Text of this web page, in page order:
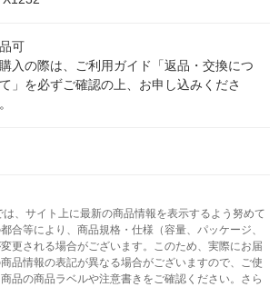
可
入の際は、ご利用ガイド「返品・交換につ
」を必ずご確認の上、お申し込みくださ
、サイト上に最新の商品情報を表示するよう努めて
合等により、商品規格・仕様（容量、パッケージ、
更される場合がございます。このため、実際にお届
品情報の表記が異なる場合がございますので、ご使
品の商品ラベルや注意書きをご確認ください。さら